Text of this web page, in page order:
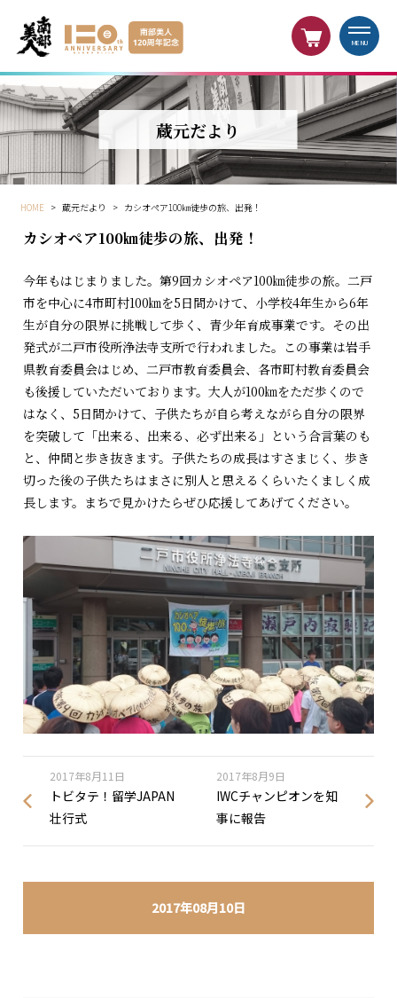
MENU
蔵元だより
HOME > 蔵元だより > カシオペア100㎞徒歩の旅、出発！
2017年08月10日
カシオペア100㎞徒歩の旅、出発！
今年もはじまりました。第9回カシオペア100㎞徒歩の旅。二戸
市を中心に4市町村100㎞を5日間かけて、小学校4年生から6年
生が自分の限界に挑戦して歩く、青少年育成事業です。その出
発式が二戸市役所浄法寺支所で行われました。この事業は岩手
県教育委員会はじめ、二戸市教育委員会、各市町村教育委員会
も後援していただいております。大人が100㎞をただ歩くので
はなく、5日間かけて、子供たちが自ら考えながら自分の限界
を突破して「出来る、出来る、必ず出来る」という合言葉のも
と、仲間と歩き抜きます。子供たちの成長はすさまじく、歩き
切った後の子供たちはまさに別人と思えるくらいたくましく成
長します。まちで見かけたらぜひ応援してあげてください。
2017年8月11日
トビタテ！留学JAPAN
壮行式
2017年8月9日
IWCチャンピオンを知
事に報告